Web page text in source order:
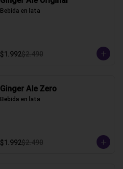
Bebida en lata
$1.992$2.490
Ginger Ale Zero
Bebida en lata
$1.992$2.490